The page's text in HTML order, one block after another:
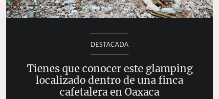
DESTACADA
Tienes que conocer este glamping
localizado dentro de una finca
cafetalera en Oaxaca